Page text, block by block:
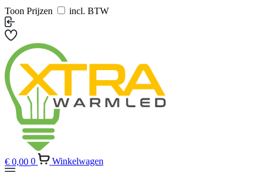
Toon Prijzen incl. BTW
€ 0,00 0 Winkelwagen